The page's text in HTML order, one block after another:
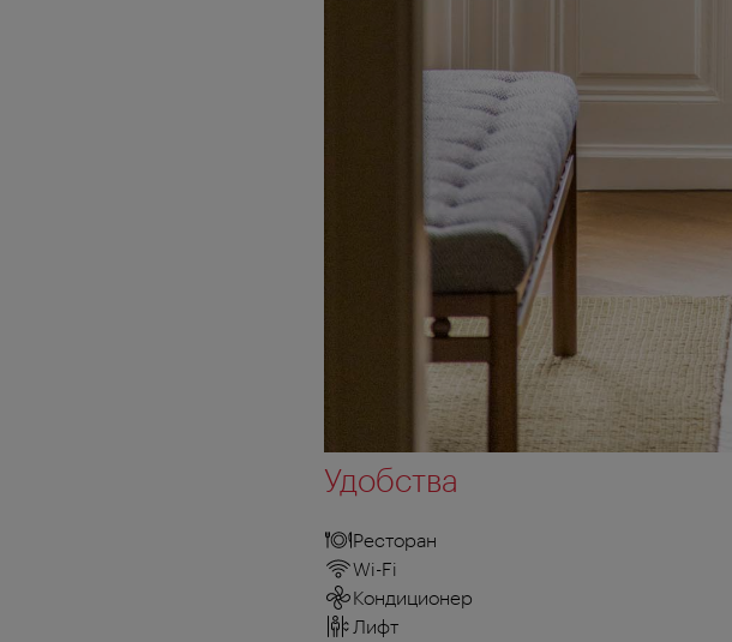
Удобства
Ресторан
Wi-Fi
Кондиционер
Лифт